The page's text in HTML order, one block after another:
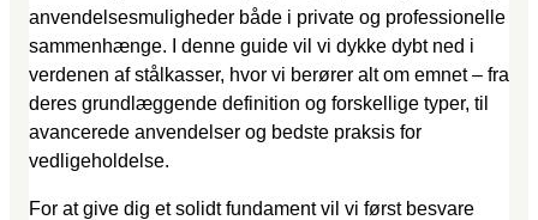
anvendelsesmuligheder både i private og professionelle
sammenhænge. I denne guide vil vi dykke dybt ned i
verdenen af stålkasser, hvor vi berører alt om emnet – fra
deres grundlæggende definition og forskellige typer, til
avancerede anvendelser og bedste praksis for
vedligeholdelse.
For at give dig et solidt fundament vil vi først besvare